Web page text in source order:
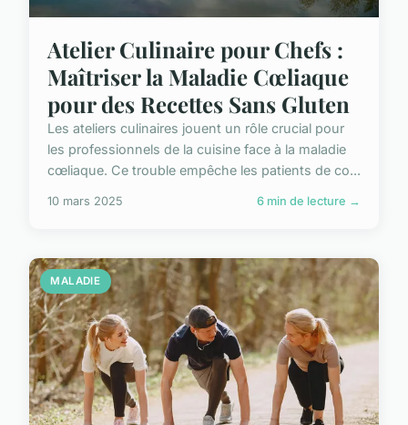
Atelier Culinaire pour Chefs :
Maîtriser la Maladie Cœliaque
pour des Recettes Sans Gluten
Les ateliers culinaires jouent un rôle crucial pour
les professionnels de la cuisine face à la maladie
cœliaque. Ce trouble empêche les patients de co...
10 mars 2025 6 min de lecture →
MALADIE